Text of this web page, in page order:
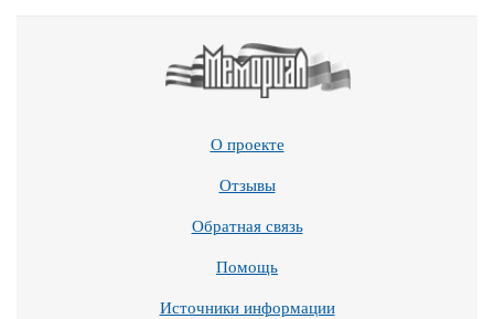
О проекте
Отзывы
Обратная связь
Помощь
Источники информации